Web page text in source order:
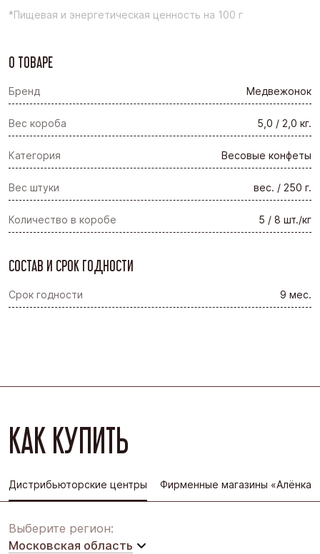
*Пищевая и энергетическая ценность на 100 г
О ТОВАРЕ
Бренд Медвежонок
Вес короба 5,0 / 2,0 кг.
Категория Весовые конфеты
Вес штуки вес. / 250 г.
Количество в коробе 5 / 8 шт./кг
СОСТАВ И СРОК ГОДНОСТИ
Срок годности 9 мес.
КАК КУПИТЬ
Дистрибьюторские центры Фирменные магазины «Алёнка»
Выберите регион:
Московская область